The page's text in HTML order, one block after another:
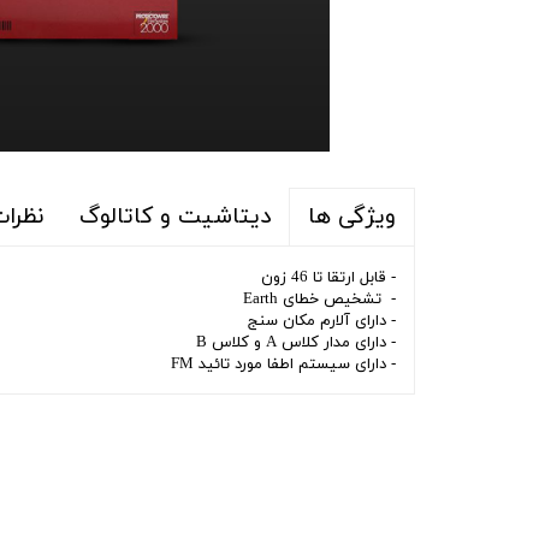
ویژگی ها دیتاشیت و کاتالوگ
- قابل ارتقا تا 46 زون
- تشخیص خطای Earth
- دارای آلارم مکان سنج
- دارای مدار کلاس A و کلاس B
- دارای سیستم اطفا مورد تائید FM